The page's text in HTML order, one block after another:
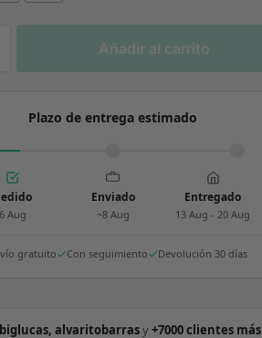
Añadir al carrito
Plazo de entrega estimado
Aug
Enviado
~8 Aug
Entregado
13 Aug - 20 Aug
gratuito Con seguimiento Devolución 30 días
biglucas, alvaritobarrasy+7000 clientes más